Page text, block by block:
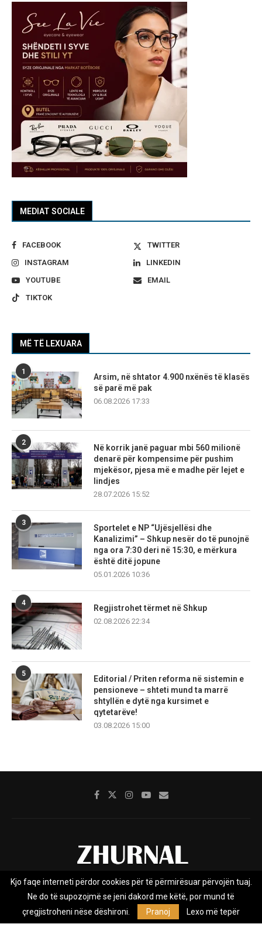
MEDIAT SOCIALE
FACEBOOK
TWITTER
INSTAGRAM
LINKEDIN
YOUTUBE
EMAIL
TIKTOK
MË TË LEXUARA
1
Arsim, në shtator 4.900 nxënës të klasës
së parë më pak
06.08.2026 17:33
2
Në korrik janë paguar mbi 560 milionë
denarë për kompensime për pushim
mjekësor, pjesa më e madhe për lejet e
lindjes
28.07.2026 15:52
3
Sportelet e NP “Ujësjellësi dhe
Kanalizimi” – Shkup nesër do të punojnë
nga ora 7:30 deri në 15:30, e mërkura
është ditë jopune
05.01.2026 10:36
4
Regjistrohet tërmet në Shkup
02.08.2026 22:34
5
Editorial / Priten reforma në sistemin e
pensioneve – shteti mund ta marrë
shtyllën e dytë nga kursimet e
qytetarëve!
03.08.2026 15:00
Rreth nesh Impresumi Marketing
Privacy Policy
Zhurnal.mk është Agjenci e Lajmeve e pavarur, e themeluar në vitin
Kjo faqe interneti përdor cookies për të përmirësuar përvojën tuaj.
Ne do të supozojmë se jeni dakord me këtë, por mund të
çregjistroheni nëse dëshironi.
Pranoj Lexo më tepër